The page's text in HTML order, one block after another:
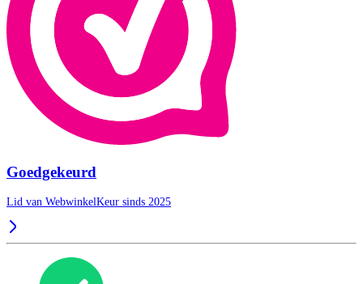
Goedgekeurd
Lid van WebwinkelKeur sinds 2025